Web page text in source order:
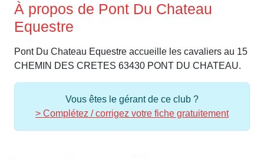
À propos de Pont Du Chateau
Equestre
Pont Du Chateau Equestre accueille les cavaliers au 15
CHEMIN DES CRETES 63430 PONT DU CHATEAU.
Vous êtes le gérant de ce club ?
> Complétez / corrigez votre fiche gratuitement